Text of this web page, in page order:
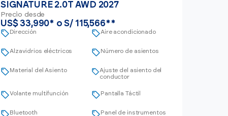
SIGNATURE 2.0T AWD 2027
Precio desde
US$ 33,990* o S/ 115,566**
Dirección Aire acondicionado
Alzavidrios eléctricos Número de asientos
Material del Asiento
Ajuste del asiento del
conductor
Volante multifunción Pantalla Táctil
Bluetooth Panel de instrumentos